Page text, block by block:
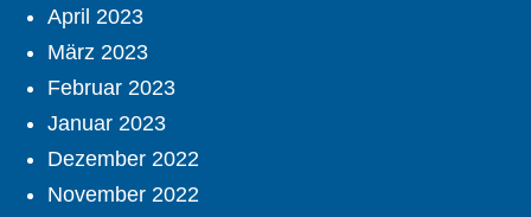
April 2023
März 2023
Februar 2023
Januar 2023
Dezember 2022
November 2022